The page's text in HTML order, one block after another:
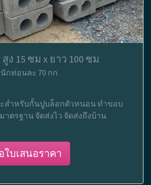
ง 15 ซม x ยาว 100 ซม
กท่อนละ 70 กก
สำหรับกั้นปูบล็อกตัวหนอน ทำขอบ
าตรฐาน จัดส่งไว จัดส่งถึงบ้าน
บเสนอราคา